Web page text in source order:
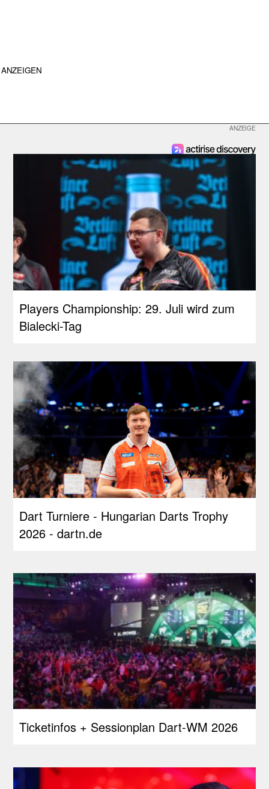
ANZEIGEN
Players Championship: 29. Juli wird zum
Bialecki-Tag
Dart Turniere - Hungarian Darts Trophy
2026 - dartn.de
Ticketinfos + Sessionplan Dart-WM 2026